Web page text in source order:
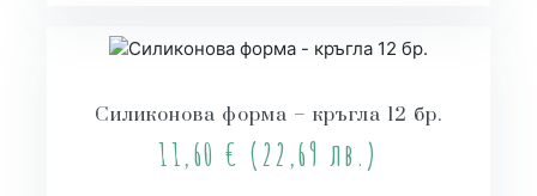
Силиконова форма – кръгла 12 бр.
11,60 € (22,69 лв.)